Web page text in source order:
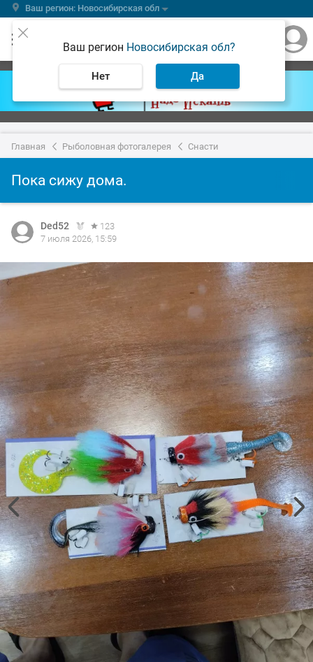
Ваш регион: Новосибирская обл
Ваш регион Новосибирская обл?
Нет Да
Главная Рыболовная фотогалерея Снасти
Пока сижу дома.
Ded52
123
7 июля 2026, 15:59